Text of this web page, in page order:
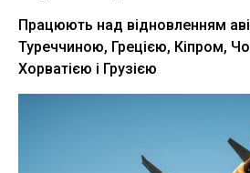
Працюють над відновленням
Туреччиною, Грецією, Кіпром,
Хорватією і Грузією